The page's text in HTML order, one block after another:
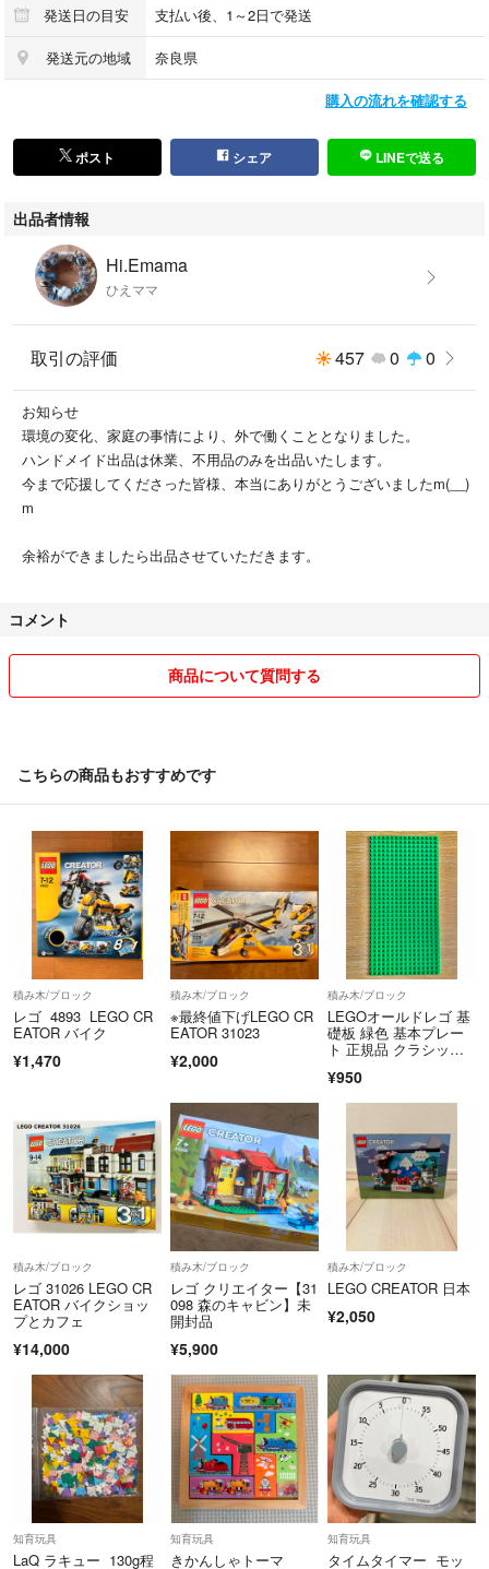
の見落としがあるかもしれません。
ある程度分解して発送いたします。
子どもが遊んでいたものなので擦り傷、傷、汚れ、等あります。
#LEGO
#オフロード
#ブロックはずし
発送日の目安 支払い後、1～2日で発送
発送元の地域 奈良県
購入の流れを確認する
ポスト シェア LINEで送る
出品者情報
Hi.Emama
ひえママ
取引の評価 457 0 0
お知らせ
環境の変化、家庭の事情により、外で働くこととなりました。
ハンドメイド出品は休業、不用品のみを出品いたします。
今まで応援してくださった皆様、本当にありがとうございましたm(__)
m
余裕ができましたら出品させていただきます。
コメント
商品について質問する
こちらの商品もおすすめです
積み木/ブロック
レゴ 4893 LEGO CR
EATOR バイク
¥1,470
積み木/ブロック
※最終値下げLEGO CR
EATOR 31023
¥2,000
積み木/ブロック
LEGOオールドレゴ 基
礎板 緑色 基本プレー
ト 正規品 クラシッ
¥950
積み木/ブロック
レゴ 31026 LEGO CR
EATOR バイクショッ
プとカフェ
¥14,000
積み木/ブロック
レゴ クリエイター【31
098 森のキャビン】未
開封品
¥5,900
積み木/ブロック
LEGO CREATOR 日本
¥2,050
知育玩具
LaQ ラキュー 130g程
知育玩具
きかんしゃトーマ
知育玩具
タイムタイマー モッ